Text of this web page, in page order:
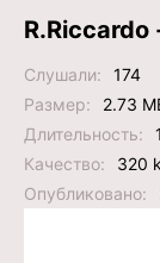
R.Riccardo
Слушали:
174
Размер:
2.73
Длительность:
Качество:
320
Опубликовано: